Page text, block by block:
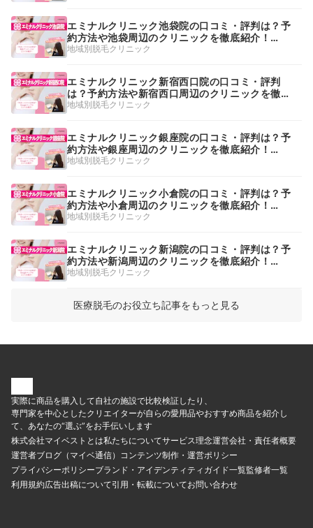
エミナルクリニック池袋院の口コミ・評判は？予
約方法や池袋周辺のクリニックを徹底紹介！
【2026年】
地域別脱毛クリニック
エミナルクリニック新宿西口院の口コミ・評判
は？予約方法や新宿西口周辺のクリニックを徹底
紹介！【2026年】
地域別脱毛クリニック
エミナルクリニック銀座院の口コミ・評判は？予
約方法や銀座周辺のクリニックを徹底紹介！
【2026年】
地域別脱毛クリニック
エミナルクリニック小倉院の口コミ・評判は？予
約方法や小倉周辺のクリニックを徹底紹介！
【2026年】
地域別脱毛クリニック
エミナルクリニック新潟院の口コミ・評判は？予
約方法や新潟周辺のクリニックを徹底紹介！
【2026年】
地域別脱毛クリニック
医療脱毛のお役立ち記事をもっと見る
実際に商品を購入して自社の施設で比較検証したり、
専門家を中心としたクリエイターが自らの愛用品やおすすめ商品を紹介し
て、あなたの“選ぶ”をお手伝いします
株式会社マイベストとは私たちについてサービス理念運営会社・責任者概要
運営者ブログ（マイベ通信） コンテンツ制作・運営ポリシー
プライバシーポリシーブランド・アイデンティティ ガイド一覧監修者一覧
利用規約広告出稿について引用・転載についてお問い合わせ